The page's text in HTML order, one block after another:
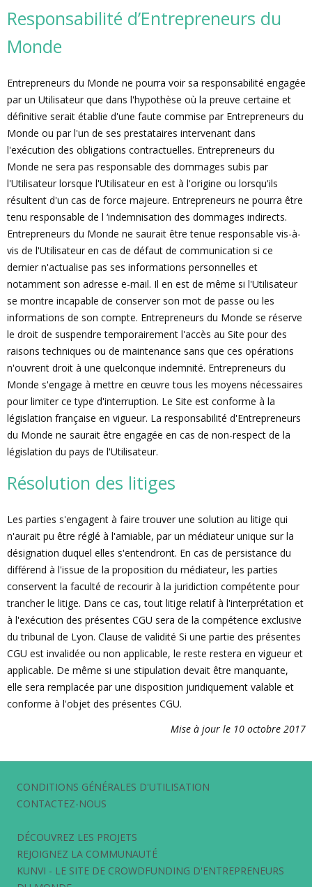
Responsabilité d’Entrepreneurs du
Monde
Entrepreneurs du Monde ne pourra voir sa responsabilité engagée
par un Utilisateur que dans l'hypothèse où la preuve certaine et
définitive serait établie d'une faute commise par Entrepreneurs du
Monde ou par l'un de ses prestataires intervenant dans
l'exécution des obligations contractuelles. Entrepreneurs du
Monde ne sera pas responsable des dommages subis par
l'Utilisateur lorsque l'Utilisateur en est à l'origine ou lorsqu'ils
résultent d'un cas de force majeure. Entrepreneurs ne pourra être
tenu responsable de l ‘indemnisation des dommages indirects.
Entrepreneurs du Monde ne saurait être tenue responsable vis-à-
vis de l'Utilisateur en cas de défaut de communication si ce
dernier n'actualise pas ses informations personnelles et
notamment son adresse e-mail. Il en est de même si l'Utilisateur
se montre incapable de conserver son mot de passe ou les
informations de son compte. Entrepreneurs du Monde se réserve
le droit de suspendre temporairement l'accès au Site pour des
raisons techniques ou de maintenance sans que ces opérations
n'ouvrent droit à une quelconque indemnité. Entrepreneurs du
Monde s'engage à mettre en œuvre tous les moyens nécessaires
pour limiter ce type d'interruption. Le Site est conforme à la
législation française en vigueur. La responsabilité d'Entrepreneurs
du Monde ne saurait être engagée en cas de non-respect de la
législation du pays de l'Utilisateur.
Résolution des litiges
Les parties s'engagent à faire trouver une solution au litige qui
n'aurait pu être réglé à l'amiable, par un médiateur unique sur la
désignation duquel elles s'entendront. En cas de persistance du
différend à l'issue de la proposition du médiateur, les parties
conservent la faculté de recourir à la juridiction compétente pour
trancher le litige. Dans ce cas, tout litige relatif à l'interprétation et
à l'exécution des présentes CGU sera de la compétence exclusive
du tribunal de Lyon. Clause de validité Si une partie des présentes
CGU est invalidée ou non applicable, le reste restera en vigueur et
applicable. De même si une stipulation devait être manquante,
elle sera remplacée par une disposition juridiquement valable et
conforme à l'objet des présentes CGU.
Mise à jour le 10 octobre 2017
CONDITIONS GÉNÉRALES D'UTILISATION
CONTACTEZ-NOUS
DÉCOUVREZ LES PROJETS
REJOIGNEZ LA COMMUNAUTÉ
KUNVI - LE SITE DE CROWDFUNDING D'ENTREPRENEURS